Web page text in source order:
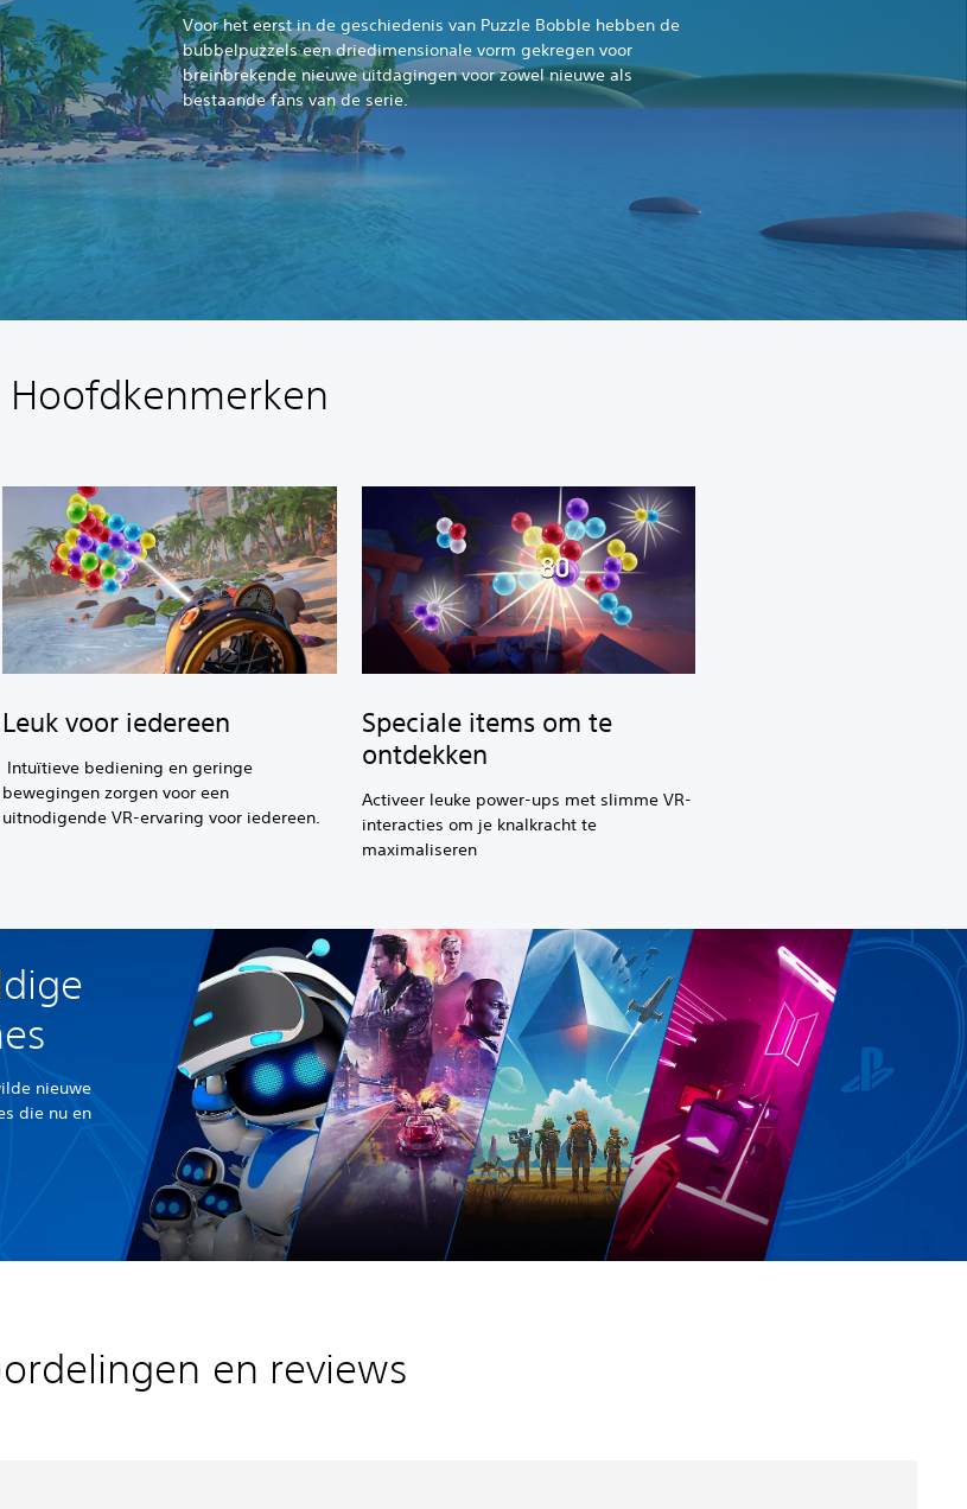
Voor het eerst in de geschiedenis van Puzzle Bobble hebben de
bubbelpuzzels een driedimensionale vorm gekregen voor
breinbrekende nieuwe uitdagingen voor zowel nieuwe als
bestaande fans van de serie.
Hoofdkenmerken
Leuk voor iedereen
Intuïtieve bediening en geringe
bewegingen zorgen voor een
uitnodigende VR-ervaring voor iedereen.
Speciale items om te
ontdekken
Activeer leuke power-ups met slimme VR-
interacties om je knalkracht te
maximaliseren
nieuwe
die nu en
en reviews